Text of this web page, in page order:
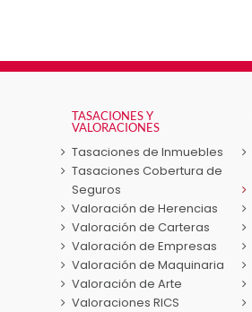
TASACIONES Y
VALORACIONES
Tasaciones de Inmuebles
Tasaciones Cobertura de
Seguros
Valoración de Herencias
Valoración de Carteras
Valoración de Empresas
Valoración de Maquinaria
Valoración de Arte
Valoraciones RICS